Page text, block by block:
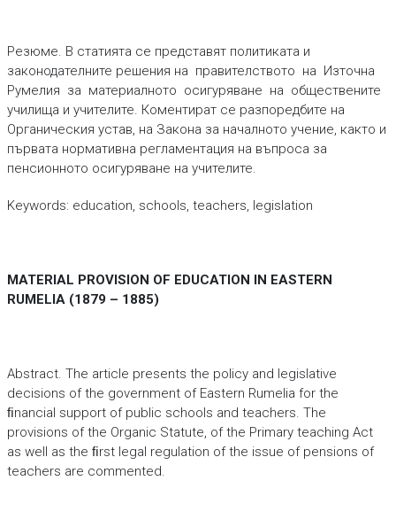
Резюме. В статията се представят политиката и
законодателните решения на правителството на Източна
Румелия за материалното осигуряване на обществените
училища и учителите. Коментират се разпоредбите на
Органическия устав, на Закона за началното учение, както и
първата нормативна регламентация на въпроса за
пенсионното осигуряване на учителите.
Keywords: education, schools, teachers, legislation
MATERIAL PROVISION OF EDUCATION IN EASTERN
RUMELIA (1879 – 1885)
Abstract. The article presents the policy and legislative
decisions of the government of Eastern Rumelia for the
ﬁnancial support of public schools and teachers. The
provisions of the Organic Statute, of the Primary teaching Act
as well as the ﬁrst legal regulation of the issue of pensions of
teachers are commented.